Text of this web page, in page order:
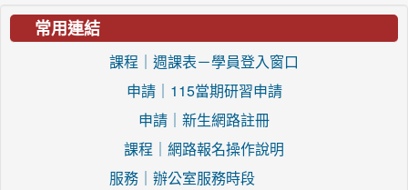
常用連結
課程｜週課表－學員登入窗口
申請｜115當期研習申請
申請｜新生網路註冊
課程｜網路報名操作說明
服務｜辦公室服務時段